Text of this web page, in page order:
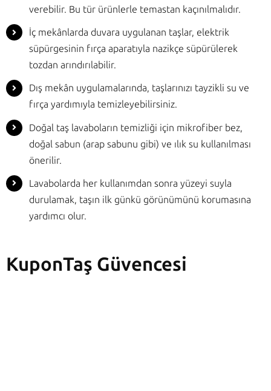
verebilir. Bu tür ürünlerle temastan kaçınılmalıdır.
İç mekânlarda duvara uygulanan taşlar, elektrik
süpürgesinin fırça aparatıyla nazikçe süpürülerek
tozdan arındırılabilir.
Dış mekân uygulamalarında, taşlarınızı tayzikli su ve
fırça yardımıyla temizleyebilirsiniz.
Doğal taş lavaboların temizliği için mikrofiber bez,
doğal sabun (arap sabunu gibi) ve ılık su kullanılması
önerilir.
Lavabolarda her kullanımdan sonra yüzeyi suyla
durulamak, taşın ilk günkü görünümünü korumasına
yardımcı olur.
KuponTaş Güvencesi